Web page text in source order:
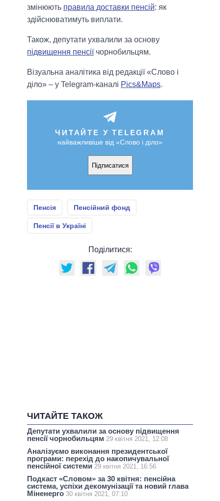
змінюють правила доставки пенсій: як
здійснюватимуть виплати.
Також, депутати ухвалили за основу
підвищення пенсіїчорнобильцям.
Візуальна аналітика від редакції «Слово і
діло» – у Telegram-каналі Pics&Maps.
ЧИТАЙТЕ У TELEGRAM
найважливіше від «Слово і діло»
Підписатися
Пенсія Пенсійний фонд
Пенсії в Україні
Поділитися:
ЧИТАЙТЕ ТАКОЖ
Депутати ухвалили за основу підвищення
пенсії чорнобильцям 29 квітня 2021, 12:08
Аналізуємо виконання президентської
програми: перехід до накопичувальної
пенсійної системи 29 квітня 2021, 16:56
Подкаст «Словом» за 30 квітня: пенсійна
система, успіхи декомунізації та новий глава
Міненерго 30 квітня 2021, 07:10